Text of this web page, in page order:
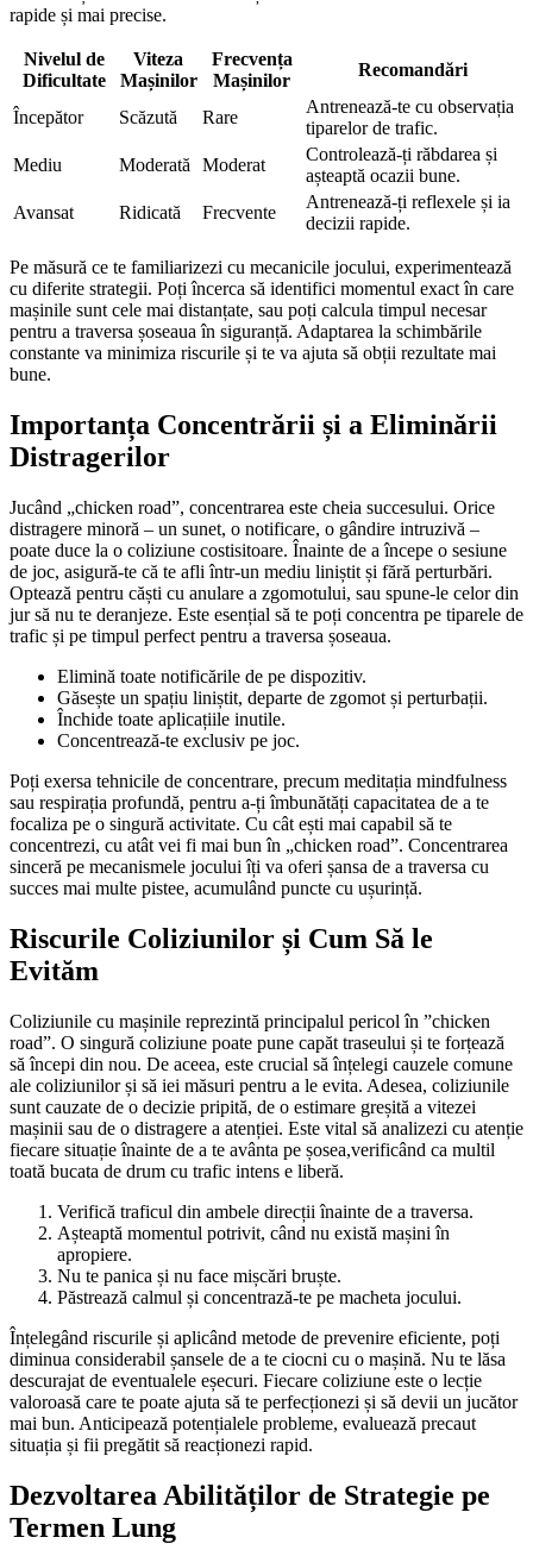
rapide și mai precise.
Nivelul de
Dificultate
Viteza
Mașinilor
Frecvența
Mașinilor
Recomandări
Începător Scăzută Rare
Antrenează-te cu observația
tiparelor de trafic.
Mediu
Moderată Moderat
Controlează-ți răbdarea și
așteaptă ocazii bune.
Avansat
Ridicată Frecvente
Antrenează-ți reflexele și ia
decizii rapide.
Pe măsură ce te familiarizezi cu mecanicile jocului, experimentează
cu diferite strategii. Poți încerca să identifici momentul exact în care
mașinile sunt cele mai distanțate, sau poți calcula timpul necesar
pentru a traversa șoseaua în siguranță. Adaptarea la schimbările
constante va minimiza riscurile și te va ajuta să obții rezultate mai
bune.
Importanța Concentrării și a Eliminării
Distragerilor
Jucând „chicken road”, concentrarea este cheia succesului. Orice
distragere minoră – un sunet, o notificare, o gândire intruzivă –
poate duce la o coliziune costisitoare. Înainte de a începe o sesiune
de joc, asigură-te că te afli într-un mediu liniștit și fără perturbări.
Optează pentru căști cu anulare a zgomotului, sau spune-le celor din
jur să nu te deranjeze. Este esențial să te poți concentra pe tiparele de
trafic și pe timpul perfect pentru a traversa șoseaua.
Elimină toate notificările de pe dispozitiv.
Găsește un spațiu liniștit, departe de zgomot și perturbații.
Închide toate aplicațiile inutile.
Concentrează-te exclusiv pe joc.
Poți exersa tehnicile de concentrare, precum meditația mindfulness
sau respirația profundă, pentru a-ți îmbunătăți capacitatea de a te
focaliza pe o singură activitate. Cu cât ești mai capabil să te
concentrezi, cu atât vei fi mai bun în „chicken road”. Concentrarea
sinceră pe mecanismele jocului îți va oferi șansa de a traversa cu
succes mai multe pistee, acumulând puncte cu ușurință.
Riscurile Coliziunilor și Cum Să le
Evităm
Coliziunile cu mașinile reprezintă principalul pericol în ”chicken
road”. O singură coliziune poate pune capăt traseului și te forțează
să începi din nou. De aceea, este crucial să înțelegi cauzele comune
ale coliziunilor și să iei măsuri pentru a le evita. Adesea, coliziunile
sunt cauzate de o decizie pripită, de o estimare greșită a vitezei
mașinii sau de o distragere a atenției. Este vital să analizezi cu atenție
fiecare situație înainte de a te avânta pe șosea,verificând ca multil
toată bucata de drum cu trafic intens e liberă.
Verifică traficul din ambele direcții înainte de a traversa.
Așteaptă momentul potrivit, când nu există mașini în
apropiere.
Nu te panica și nu face mișcări bruște.
Păstrează calmul și concentrază-te pe macheta jocului.
Înțelegând riscurile și aplicând metode de prevenire eficiente, poți
diminua considerabil șansele de a te ciocni cu o mașină. Nu te lăsa
descurajat de eventualele eșecuri. Fiecare coliziune este o lecție
valoroasă care te poate ajuta să te perfecționezi și să devii un jucător
mai bun. Anticipează potențialele probleme, evaluează precaut
situația și fii pregătit să reacționezi rapid.
Dezvoltarea Abilităților de Strategie pe
Termen Lung